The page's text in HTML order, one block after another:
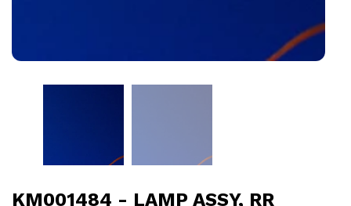
KM001484 - LAMP ASSY, RR